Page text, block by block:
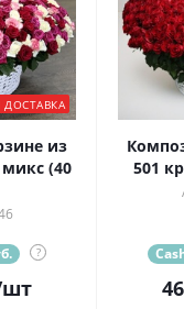
ДОСТАВКА
из
(40
?
501